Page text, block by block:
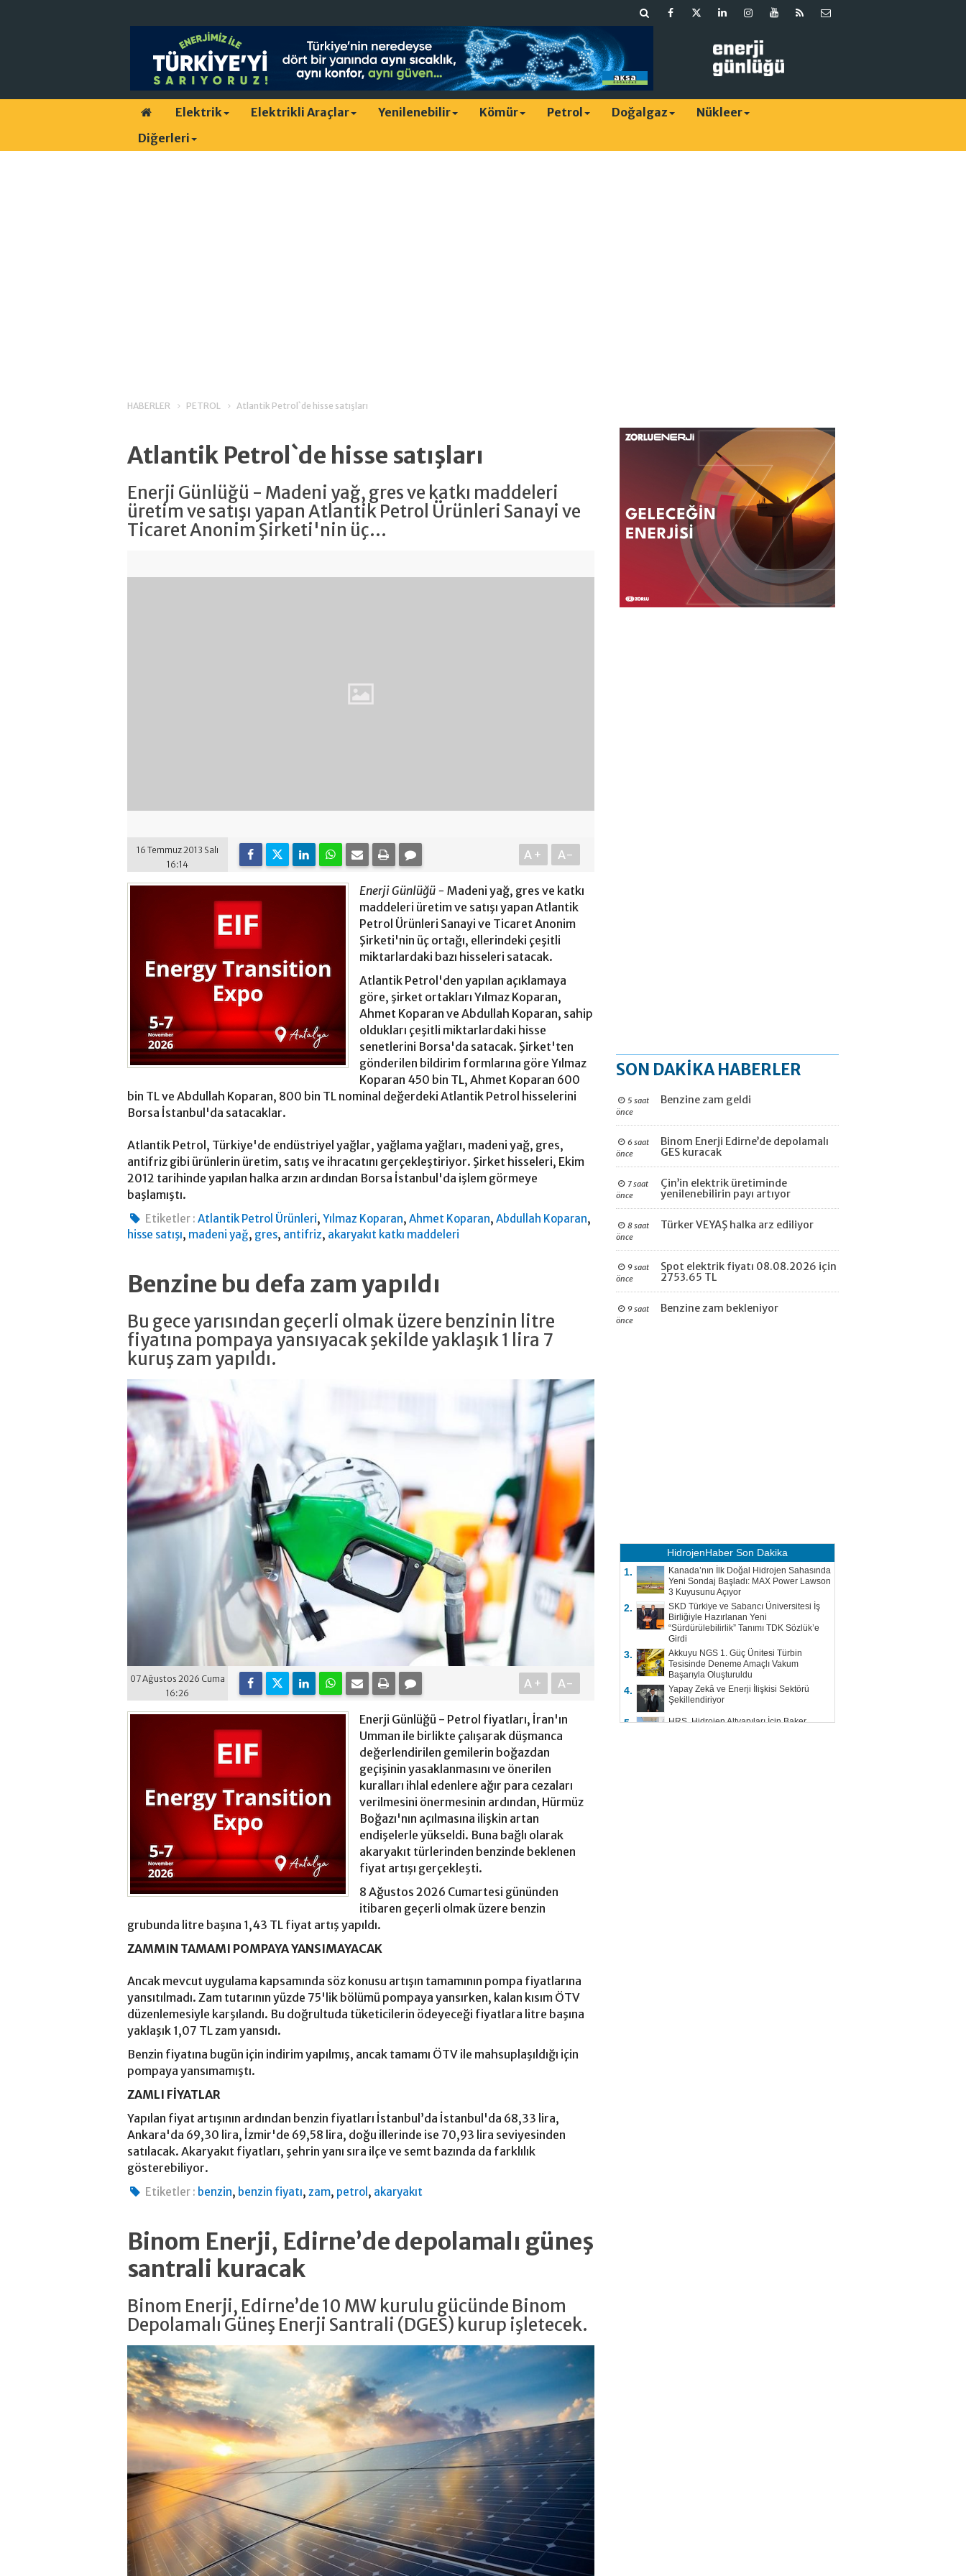
Elektrik Elektrikli Araçlar Yenilenebilir Kömür Petrol Doğalgaz
Nükleer
Diğerleri
HABERLER PETROL Atlantik Petrol`de hisse satışları
Atlantik Petrol`de hisse satışları
Enerji Günlüğü - Madeni yağ, gres ve katkı maddeleri
üretim ve satışı yapan Atlantik Petrol Ürünleri Sanayi ve
Ticaret Anonim Şirketi'nin üç...
16 Temmuz 2013 Salı
16:14
A+ A-
Enerji Günlüğü - Madeni yağ, gres ve katkı
maddeleri üretim ve satışı yapan Atlantik
Petrol Ürünleri Sanayi ve Ticaret Anonim
Şirketi'nin üç ortağı, ellerindeki çeşitli
miktarlardaki bazı hisseleri satacak.
Atlantik Petrol'den yapılan açıklamaya
göre, şirket ortakları Yılmaz Koparan,
Ahmet Koparan ve Abdullah Koparan, sahip
oldukları çeşitli miktarlardaki hisse
senetlerini Borsa'da satacak. Şirket'ten
gönderilen bildirim formlarına göre Yılmaz
Koparan 450 bin TL, Ahmet Koparan 600
bin TL ve Abdullah Koparan, 800 bin TL nominal değerdeki Atlantik Petrol hisselerini
Borsa İstanbul'da satacaklar.
Atlantik Petrol, Türkiye'de endüstriyel yağlar, yağlama yağları, madeni yağ, gres,
antifriz gibi ürünlerin üretim, satış ve ihracatını gerçekleştiriyor. Şirket hisseleri, Ekim
2012 tarihinde yapılan halka arzın ardından Borsa İstanbul'da işlem görmeye
başlamıştı.
Etiketler : Atlantik Petrol Ürünleri,Yılmaz Koparan,Ahmet Koparan,Abdullah Koparan,
hisse satışı, madeni yağ, gres, antifriz, akaryakıt katkı maddeleri
Benzine bu defa zam yapıldı
Bu gece yarısından geçerli olmak üzere benzinin litre
fiyatına pompaya yansıyacak şekilde yaklaşık 1 lira 7
kuruş zam yapıldı.
07 Ağustos 2026 Cuma
16:26
A+ A-
Enerji Günlüğü - Petrol fiyatları, İran'ın
Umman ile birlikte çalışarak düşmanca
değerlendirilen gemilerin boğazdan
geçişinin yasaklanmasını ve önerilen
kuralları ihlal edenlere ağır para cezaları
verilmesini önermesinin ardından, Hürmüz
Boğazı'nın açılmasına ilişkin artan
endişelerle yükseldi. Buna bağlı olarak
akaryakıt türlerinden benzinde beklenen
fiyat artışı gerçekleşti.
8 Ağustos 2026 Cumartesi gününden
itibaren geçerli olmak üzere benzin
grubunda litre başına 1,43 TL fiyat artış yapıldı.
ZAMMIN TAMAMI POMPAYA YANSIMAYACAK
Ancak mevcut uygulama kapsamında söz konusu artışın tamamının pompa fiyatlarına
yansıtılmadı. Zam tutarının yüzde 75'lik bölümü pompaya yansırken, kalan kısım ÖTV
düzenlemesiyle karşılandı. Bu doğrultuda tüketicilerin ödeyeceği fiyatlara litre başına
yaklaşık 1,07 TL zam yansıdı.
Benzin fiyatına bugün için indirim yapılmış, ancak tamamı ÖTV ile mahsuplaşıldığı için
pompaya yansımamıştı.
ZAMLI FİYATLAR
Yapılan fiyat artışının ardından benzin fiyatları İstanbul’da İstanbul'da 68,33 lira,
Ankara'da 69,30 lira, İzmir'de 69,58 lira, doğu illerinde ise 70,93 lira seviyesinden
satılacak. Akaryakıt fiyatları, şehrin yanı sıra ilçe ve semt bazında da farklılık
gösterebiliyor.
Etiketler : benzin, benzin fiyatı,zam, petrol , akaryakıt
Binom Enerji, Edirne’de depolamalı güneş
santrali kuracak
Binom Enerji, Edirne’de 10 MW kurulu gücünde Binom
Depolamalı Güneş Enerji Santrali (DGES) kurup işletecek.
SON DAKİKA HABERLER
5 saat
önce
Benzine zam geldi
6 saat
önce
Binom Enerji Edirne’de depolamalı
GES kuracak
7 saat
önce
Çin’in elektrik üretiminde
yenilenebilirin payı artıyor
8 saat
önce
Türker VEYAŞ halka arz ediliyor
9 saat
önce
Spot elektrik fiyatı 08.08.2026 için
2753.65 TL
9 saat
önce
Benzine zam bekleniyor
HidrojenHaber Son Dakika
1.
Kanada’nın İlk Doğal Hidrojen Sahasında
Yeni Sondaj Başladı: MAX Power Lawson
3 Kuyusunu Açıyor
2.
SKD Türkiye ve Sabancı Üniversitesi İş
Birliğiyle Hazırlanan Yeni
“Sürdürülebilirlik” Tanımı TDK Sözlük’e
Girdi
3.
Akkuyu NGS 1. Güç Ünitesi Türbin
Tesisinde Deneme Amaçlı Vakum
Başarıyla Oluşturuldu
4.
Yapay Zekâ ve Enerji İlişkisi Sektörü
Şekillendiriyor
5.
HRS, Hidrojen Altyapıları İçin Baker